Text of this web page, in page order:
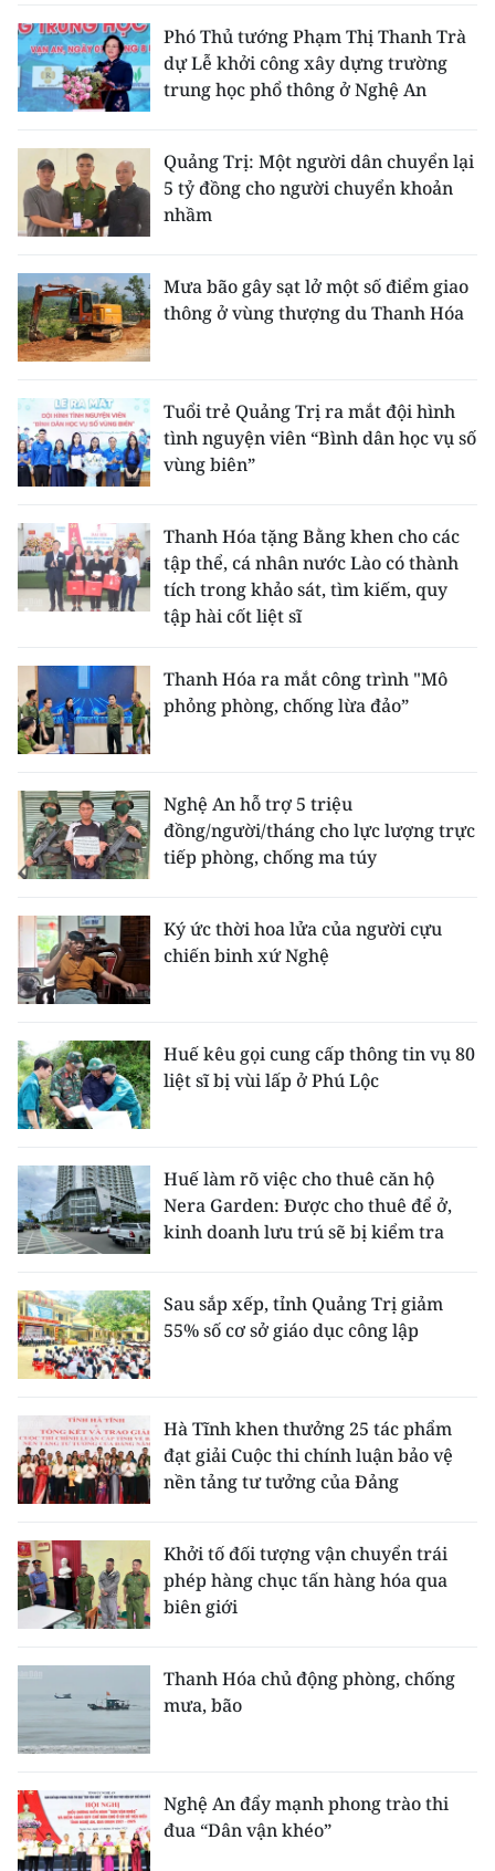
Phó Thủ tướng Phạm Thị Thanh Trà
dự Lễ khởi công xây dựng trường
trung học phổ thông ở Nghệ An
Quảng Trị: Một người dân chuyển lại
5 tỷ đồng cho người chuyển khoản
nhầm
Mưa bão gây sạt lở một số điểm giao
thông ở vùng thượng du Thanh Hóa
Tuổi trẻ Quảng Trị ra mắt đội hình
tình nguyện viên “Bình dân học vụ số
vùng biên”
Thanh Hóa tặng Bằng khen cho các
tập thể, cá nhân nước Lào có thành
tích trong khảo sát, tìm kiếm, quy
tập hài cốt liệt sĩ
Thanh Hóa ra mắt công trình "Mô
phỏng phòng, chống lừa đảo”
Nghệ An hỗ trợ 5 triệu
đồng/người/tháng cho lực lượng trực
tiếp phòng, chống ma túy
Ký ức thời hoa lửa của người cựu
chiến binh xứ Nghệ
Huế kêu gọi cung cấp thông tin vụ 80
liệt sĩ bị vùi lấp ở Phú Lộc
Huế làm rõ việc cho thuê căn hộ
Nera Garden: Được cho thuê để ở,
kinh doanh lưu trú sẽ bị kiểm tra
Sau sắp xếp, tỉnh Quảng Trị giảm
55% số cơ sở giáo dục công lập
Hà Tĩnh khen thưởng 25 tác phẩm
đạt giải Cuộc thi chính luận bảo vệ
nền tảng tư tưởng của Đảng
Khởi tố đối tượng vận chuyển trái
phép hàng chục tấn hàng hóa qua
biên giới
Thanh Hóa chủ động phòng, chống
mưa, bão
Nghệ An đẩy mạnh phong trào thi
đua “Dân vận khéo”